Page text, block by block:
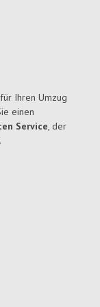
Ihren Umzug
einen
Service, der